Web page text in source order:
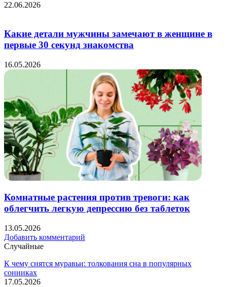
22.06.2026
Какие детали мужчины замечают в женщине в
первые 30 секунд знакомства
16.05.2026
Комнатные растения против тревоги: как
облегчить легкую депрессию без таблеток
13.05.2026
Добавить комментарий
Случайные
К чему снятся муравьи: толкования сна в популярных
сонниках
17.05.2026